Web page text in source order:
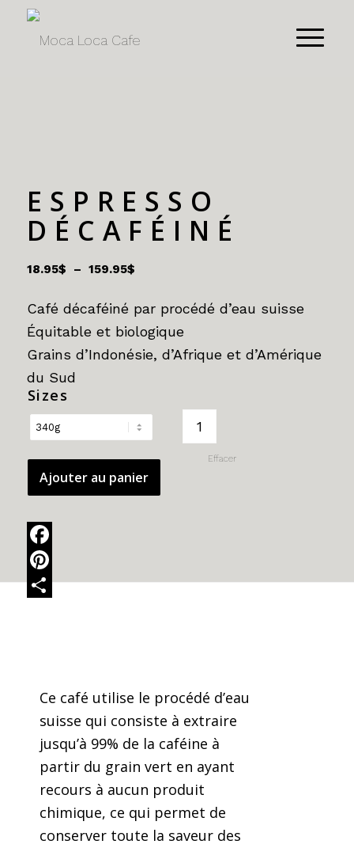
ESPRESSO
DÉCAFÉINÉ
18.95$ – 159.95$Plage
prix :
à
159.95$
Café décaféiné par procédé d’eau suisse
Équitable et biologique
Grains d’Indonésie, d’Afrique et d’Amérique
du Sud
Sizes
Effacer
Ajouter au panier
Facebook
Pinterest
Ce café utilise le procédé d’eau
suisse qui consiste à extraire
jusqu’à 99% de la caféine à
partir du grain vert en ayant
recours à aucun produit
chimique, ce qui permet de
conserver toute la saveur des